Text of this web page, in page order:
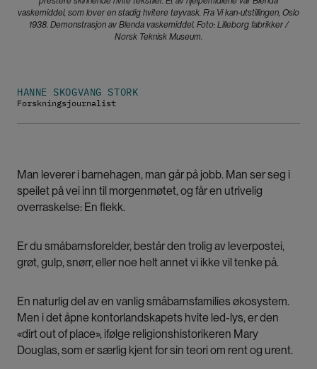
vaskemiddel, som lover en stadig hvitere tøyvask. Fra Vi kan-utstillingen, Oslo
1938. Demonstrasjon av Blenda vaskemiddel. Foto: Lilleborg fabrikker /
Norsk Teknisk Museum.
HANNE SKOGVANG STORK
Forskningsjournalist
Man leverer i barnehagen, man går på jobb. Man ser seg i
speilet på vei inn til morgenmøtet, og får en utrivelig
overraskelse: En flekk.
Er du småbarnsforelder, består den trolig av leverpostei,
grøt, gulp, snørr, eller noe helt annet vi ikke vil tenke på.
En naturlig del av en vanlig småbarnsfamilies økosystem.
Men i det åpne kontorlandskapets hvite led-lys, er den
«dirt out of place», ifølge religionshistorikeren Mary
Douglas, som er særlig kjent for sin teori om rent og urent.